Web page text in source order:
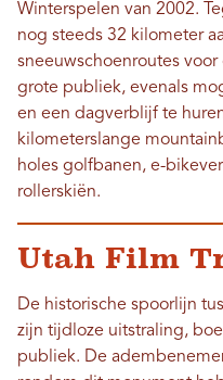
Winterspelen van 2002.
nog steeds 32 kilometer
sneeuwschoenroutes
grote publiek, evenals
en een dagverblijf te
kilometerslange
holes golfbanen, e-
rollerskiën.
Utah Film
De historische spoorlijn
zijn tijdloze uitstraling,
publiek. De